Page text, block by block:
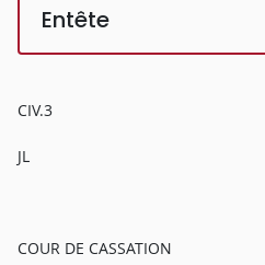
Entête
CIV.3
JL
COUR DE CASSATION